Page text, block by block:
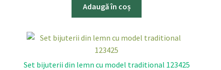
Adaugă în coș
Set bijuterii din lemn cu model traditional 123425